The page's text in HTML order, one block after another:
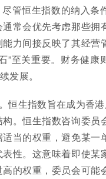
管恒生指数的纳入条
常会优先考虑那些拥
力间接反映了其经营
”至关重要。财务健康
发展。
生指数旨在成为香港
。恒生指数咨询委员
当的权重，避免某一
性。这意味着即使某
的权重，委员会可能